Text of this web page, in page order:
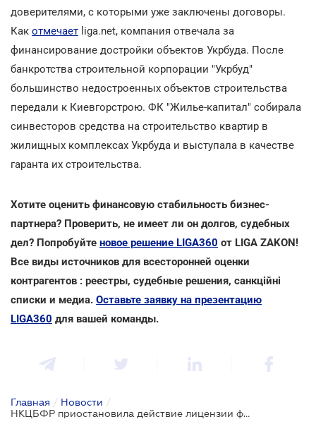
доверителями, с которыми уже заключены договоры.
Как отмечает liga.net, компания отвечала за
финансирование достройки объектов Укрбуда. После
банкротства строительной корпорации "Укрбуд"
большинство недостроенных объектов строительства
передали к Киевгорстрою. ФК "Жилье-капитал" собирала
синвесторов средства на строительство квартир в
жилищных комплексах Укрбуда и выступала в качестве
гаранта их строительства.
Хотите оценить финансовую стабильность бизнес-
партнера? Проверить, не имеет ли он долгов, судебных
дел? Попробуйте новое решение LIGA360 от LIGA ZAKON!
Все виды источников для всесторонней оценки
контрагентов : реестры, судебные решения, санкційні
списки и медиа. Оставьте заявку на презентацию
LIGA360 для вашей команды.
Главная / Новости /
НКЦБФР приостановила действие лицензии финансовой компании "Жилье-капитал"